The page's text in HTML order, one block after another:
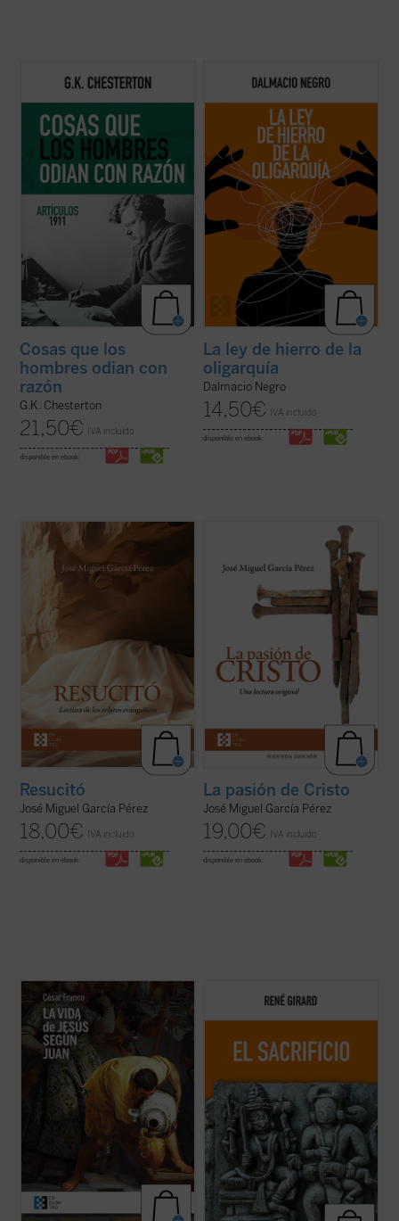
Coincidiendo ahora con el 150 aniversario
del nacimiento de su autor, este sexto
sufragistas, la prensa, otros temas
habituales y nombres tan representativos
(ver ficha)
Cosas que los
hombres odian con
razón
G.K. Chesterton
21,50€ IVA incluido
disponible en ebook:
Este ensayo, en el que se combina un
interesante recorrido de la historia de la
interpretación de la realidad actual, nos
ayuda a recuperar un modo realista de ver
el fenómeno político, muy pegado a los
hechos ...
(ver ficha)
La ley de hierro de la
oligarquía
Dalmacio Negro
14,50€ IVA incluido
disponible en ebook:
José Miguel García centra la atención
sobre las dificultades o extrañezas
contenidas en los relatos evangélicos, que
son los testimonios más explícitos acerca
de lo que aconteció después de la muerte y
sepultura de Jesús de Nazaret. El ...
Resucitó
José Miguel García Pérez
18,00€ IVA incluido
disponible en ebook:
pasión de Cristo que aparecen en los
llamativas diferencias, incluso
contradicciones, entre algunos de los
pasajes narrados en ellos. El autor de este
libro ofrece, ...(ver ficha)
La pasión de Cristo
José Miguel García Pérez
19,00€ IVA incluido
disponible en ebook:
Este ensayo de Mons. César Franco ofrece
con estilo diáfano y apasionado una
introducción a la vida de Jesús narrada en
el evangelio de Juan, que permite al lector
acceder al texto sin complicaciones.
Dividido en dos partes, la primera ...
Esta nueva edición, publicada a modo de
conmemoración por el centenario del
girardiano, pues el sacrificio no es un tema
cualquiera de la antropología o de la ...